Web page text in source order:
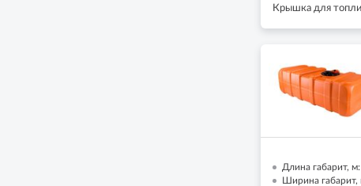
Крышка для
Длина габарит,
Ширина габарит,